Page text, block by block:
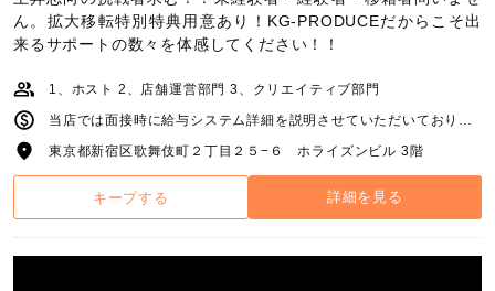
ん。拡大移転特別特典用意あり！KG-PRODUCEだからこそ出
来るサポートの数々を体感してください！！
1、ホスト 2、店舗運営部門 3、クリエイティブ部門
東京都新宿区歌舞伎町２丁目２５−６ ホライズンビル 3階
キープする 詳細を見る